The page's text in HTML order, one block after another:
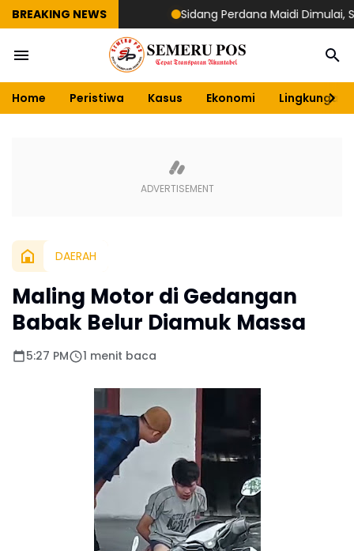
BREAKING NEWS Sidang Perdana Maidi Dimulai,
Home Peristiwa Kasus Ekonomi Lingkungan
DAERAH
Maling Motor di Gedangan
Babak Belur Diamuk Massa
5:27 PM 1 menit baca